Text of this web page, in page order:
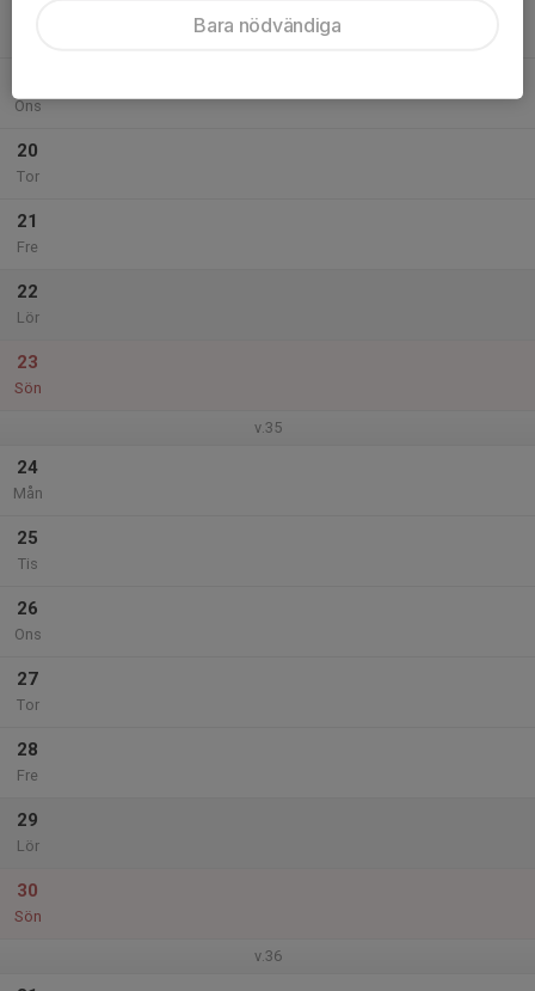
Ons
20
Tor
21
Fre
22
Lör
23
Sön
v.35
24
Mån
25
Tis
26
Ons
27
Tor
28
Fre
29
Lör
30
Sön
v.36
Bara nödvändiga